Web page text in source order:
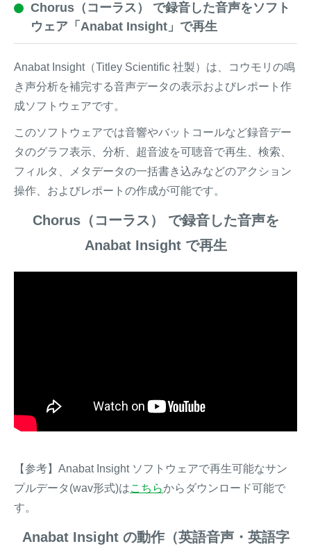
Chorus（コーラス） で録音した音声をソフト
ウェア「Anabat Insight」で再生
Anabat Insight（Titley Scientific 社製）は、コウモリの鳴
き声分析を補完する音声データの表示およびレポート作
成ソフトウェアです。
このソフトウェアでは音響やバットコールなど録音デー
タのグラフ表示、分析、超音波を可聴音で再生、検索、
フィルタ、メタデータの一括書き込みなどのアクション
操作、およびレポートの作成が可能です。
Chorus（コーラス） で録音した音声を
Anabat Insight で再生
【参考】Anabat Insight ソフトウェアで再生可能なサン
プルデータ(wav形式)はこちらからダウンロード可能で
す。
Anabat Insight の動作（英語音声・英語字